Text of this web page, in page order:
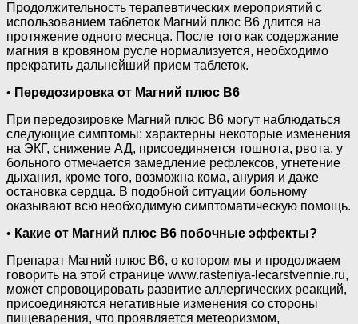
Продолжительность терапевтических мероприятий с
использованием таблеток Магний плюс В6 длится на
протяжение одного месяца. После того как содержание
магния в кровяном русле нормализуется, необходимо
прекратить дальнейший прием таблеток.
• Передозировка от Магний плюс В6
При передозировке Магний плюс В6 могут наблюдаться
следующие симптомы: характерны некоторые изменения
на ЭКГ, снижение АД, присоединяется тошнота, рвота, у
больного отмечается замедление рефлексов, угнетение
дыхания, кроме того, возможна кома, анурия и даже
остановка сердца. В подобной ситуации больному
оказывают всю необходимую симптоматическую помощь.
• Какие от Магний плюс В6 побочные эффекты?
Препарат Магний плюс В6, о котором мы и продолжаем
говорить на этой странице www.rasteniya-lecarstvennie.ru,
может спровоцировать развитие аллергических реакций,
присоединяются негативные изменения со стороны
пищеварения, что проявляется метеоризмом,